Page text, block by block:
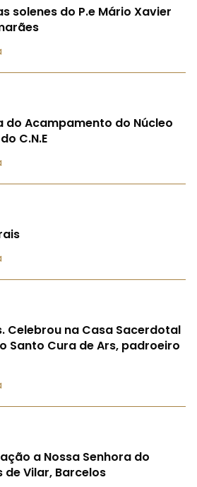
solenes do P.e Mário Xavier
do Acampamento do Núcleo
C.N.E
Celebrou na Casa Sacerdotal
Santo Cura de Ars, padroeiro
a Nossa Senhora do
de Vilar, Barcelos